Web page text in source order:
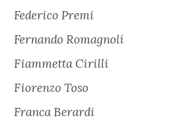
Federico Premi
Fernando Romagnoli
Fiammetta Cirilli
Fiorenzo Toso
Franca Berardi